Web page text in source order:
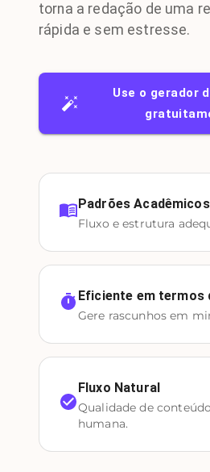
torna a redação de uma
rápida e sem estresse.
Use o gerador
Padrões Acadêmicos
Fluxo e estrutura
Eficiente em termos
Gere rascunhos em
Fluxo Natural
Qualidade de
humana.